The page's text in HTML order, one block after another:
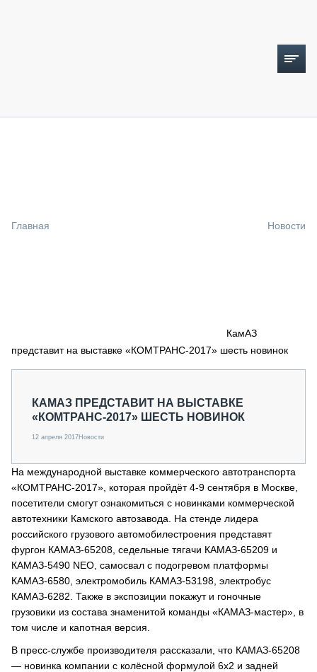
СПЕЦПРОЕКТЫ
О ПРОЕКТЕ
Главная Новости
КамАЗ
представит на выставке «КОМТРАНС-2017» шесть новинок
КАМАЗ ПРЕДСТАВИТ НА ВЫСТАВКЕ
«КОМТРАНС-2017» ШЕСТЬ НОВИНОК
12 апреля 2017Новости
На международной выставке коммерческого автотранспорта
«КОМТРАНС-2017», которая пройдёт 4-9 сентября в Москве,
посетители смогут ознакомиться с новинками коммерческой
автотехники Камского автозавода. На стенде лидера
российского грузового автомобилестроения представят
фургон КАМАЗ-65208, седельные тягачи КАМАЗ-65209 и
КАМАЗ-5490 NEO, самосвал с подогревом платформы
КАМАЗ-6580, электромобиль КАМАЗ-53198, электробус
КАМАЗ-6282. Также в экспозиции покажут и гоночные
грузовики из состава знаменитой команды «КАМАЗ-мастер», в
том числе и капотная версия.
В пресс-службе производителя рассказали, что КАМАЗ-65208
— новинка компании с колёсной формулой 6х2 и задней